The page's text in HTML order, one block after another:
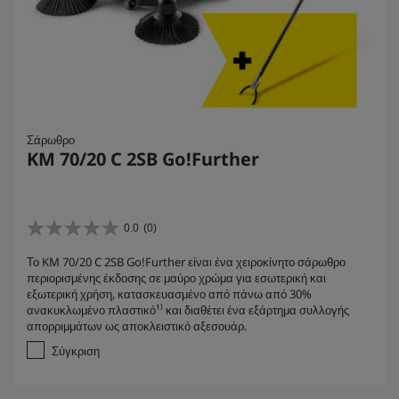
Σάρωθρο
KM 70/20 C 2SB Go!Further
0.0 (0)
0
0
α
π
ό
5
σ
Το KM 70/20 C 2SB Go!Further είναι ένα χειροκίνητο σάρωθρο
περιορισμένης έκδοσης σε μαύρο χρώμα για εσωτερική και
εξωτερική χρήση, κατασκευασμένο από πάνω από 30%
ανακυκλωμένο πλαστικό¹⁾ και διαθέτει ένα εξάρτημα συλλογής
απορριμμάτων ως αποκλειστικό αξεσουάρ.
Σύγκριση